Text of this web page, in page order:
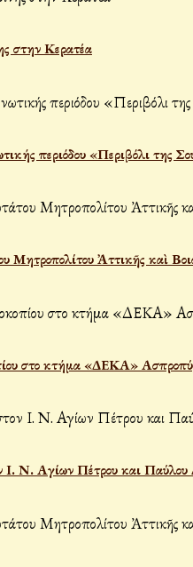
στην Κερατέα
περιόδου «Περιβόλι της
Μητροπολίτου Ἀττικῆς καὶ
στο κτήμα «ΔΕΚΑ»
Ι. Ν. Αγίων Πέτρου και Παύλου